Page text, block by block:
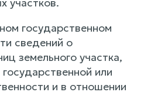
государственном
сведений о
земельного участка,
или
и в отношении